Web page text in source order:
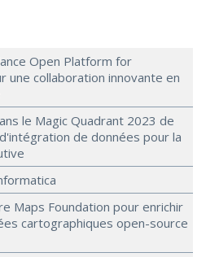
Open Platform for
une collaboration innovante en
le Magic Quadrant 2023 de
de données pour la
Maps Foundation pour enrichir
cartographiques open-source